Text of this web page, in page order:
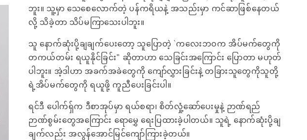
ဘူး။ သူ့မှာ သေစေလောက်တဲ့ ပန်ကရိယနဲ့ အသည်းမှာ ကင်ဆာဖြစ်နေတယ်
လို့ သိခဲ့တာ သိပ်မကြာသေးပါဘူး။
သူ နောက်ဆုံးပို့ချချက်ပေးတော့ သူပြောတဲ့ `ကလေးဘဝက အိပ်မက်တွေကို
တကယ်တမ်း ရယူနိုင်ခြင်း” ဆိုတာဟာ သေခြင်းအကြောင်း ပြောတာ မဟုတ်
ပါဘူး။ အဲ့ဒါဟာ အခက်အခဲတွေကို ကျော်လွှားခြင်းနဲ့ တခြားသူတွေကိုသူတို့
ရဲ့အိပ်မက်တွေကို ရယူဖို့ ကူညီပေးခြင်းပါ။
ရင်ဒီ ပေါက်ရှ်က ဒီစာအုပ်မှာ ရယ်စရာ၊ စိတ်လှုံ့ဆော်ပေးမှုနဲ့ ဉာဏ်ရည်
ဉာဏ်စွမ်းတွေအကြောင်း ရောမွှေ ရေးပြထားခဲ့ပါတယ်။ သူရဲ့ နောက်ဆုံးပို့ချ
ချက်လည်း အလွန်အောင်မြင်ကျော်ကြားခဲ့တယ်။